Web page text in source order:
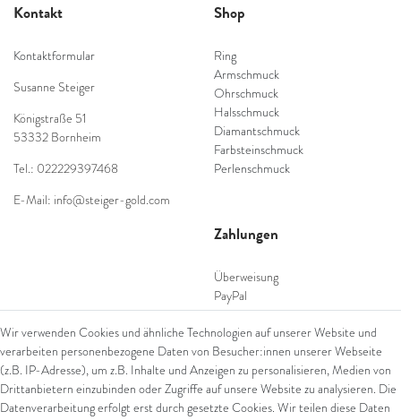
Kontakt
Kontaktformular
Susanne Steiger
Königstraße 51
53332 Bornheim
Tel.: 022229397468
E-Mail: info@steiger-gold.com
Shop
Ring
Armschmuck
Ohrschmuck
Halsschmuck
Diamantschmuck
Farbsteinschmuck
Perlenschmuck
Zahlungen
Überweisung
PayPal
SEPA Lastschrift
giropay
Kreditkarte
Wir verwenden Cookies und ähnliche Technologien auf unserer Website und
verarbeiten personenbezogene Daten von Besucher:innen unserer Webseite
(z.B. IP-Adresse), um z.B. Inhalte und Anzeigen zu personalisieren, Medien von
Drittanbietern einzubinden oder Zugriffe auf unsere Website zu analysieren. Die
Datenverarbeitung erfolgt erst durch gesetzte Cookies. Wir teilen diese Daten